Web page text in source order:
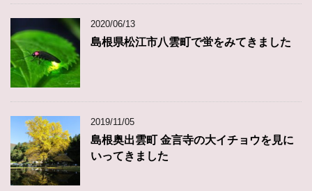
2020/06/13
島根県松江市八雲町で蛍をみてきました
2019/11/05
島根奥出雲町 金言寺の大イチョウを見に
いってきました